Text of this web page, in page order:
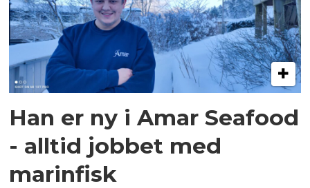
Han er ny i Amar Seafood
- alltid jobbet med
marinfisk